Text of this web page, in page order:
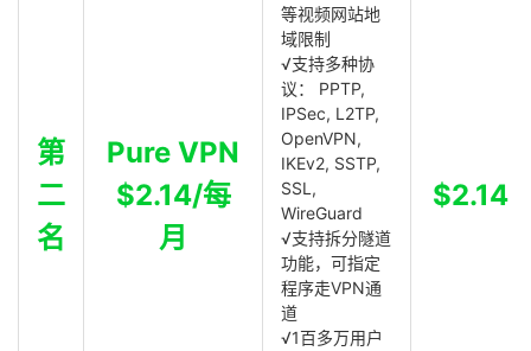
第
二
名
Pure VPN
$2.14/每
月
等视频网站地
域限制
√支持多种协
议： PPTP,
IPSec, L2TP,
OpenVPN,
IKEv2, SSTP,
SSL,
WireGuard
√支持拆分隧道
功能，可指定
程序走VPN通
道
√1百多万用户
$2.14